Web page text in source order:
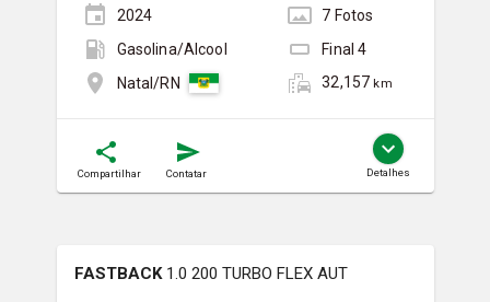
2024 7 Fotos
Gasolina/Álcool
Final4
Natal/RN
32,157 km
Compartilhar Contatar Detalhes
FASTBACK 1.0 200 TURBO FLEX AUT